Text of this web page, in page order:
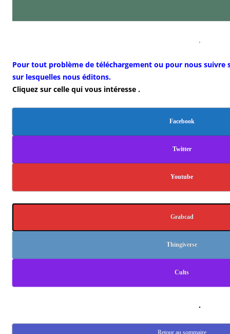
.
Pour tout problème de téléchargement ou pour nous suivre
sur lesquelles nous éditons.
Cliquez sur celle qui vous intéresse .
Facebook
Twitter
Youtube
Grabcad
Thingiverse
Cults
.
Retour au sommaire